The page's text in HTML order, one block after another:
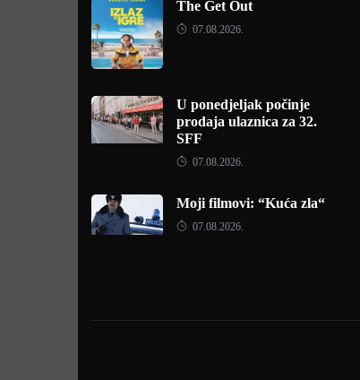
The Get Out
07.08.2026.
U ponedjeljak počinje
prodaja ulaznica za 32.
SFF
07.08.2026.
Moji filmovi: “Kuća zla“
07.08.2026.